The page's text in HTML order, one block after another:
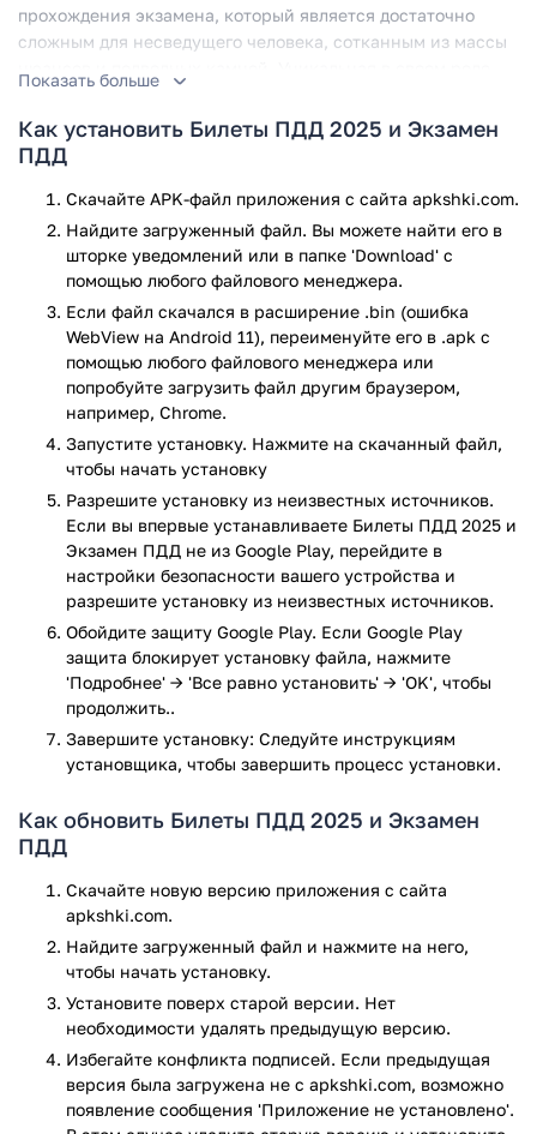
прохождения экзамена, который является достаточно
сложным для несведущего человека, сотканным из массы
Drom.ru, скачать которую вы можете уже сегодня, дает
прекрасную возможность понять методику сдачи
экзамена, привыкнуть к ней и полностью изучить все
возможные вопросы и ответы на них, что во много раз
повышает успех прохождения экзамена.
Что входит в программу
Программа, которую вы можете скачать на Андроид,
справочную систему, содержащую обновленные
правила дорожного движения от 2019 года;
билеты по категориям АВ, А1В1 и все возможные
исправления от 2019 года;
билеты по категориям CD, C1D1
Режимы программы
Программа предлагает несколько режимов подготовки:
Обучение. Это начальный этап подготовки к сдаче
экзамена, который предполагает самостоятельный
выбор билетов с целью изучения вариаций вопросов
Экзамен. Данный режим представляет собой
принятым в ГИБДД.
Тренировочный режим. Это случайный выбор
проходить после стопроцентного прохождения
режима «Экзамен» для лучшего усвоения
теоретических знания. В случае, если экзаменатор
по той или иной причине решит изменить ход
прохождения сдачи теории и внесет изменения в
программу, поменяв билеты местами, вы не
растеряетесь, а сможете быстро
сконцентрироваться на билете и дать верный ответ.
Подготовка. К данному режиму стоит подходить
Показать больше
Как установить Билеты ПДД 2025 и Экзамен
ПДД
Скачайте APK-файл приложения с сайта apkshki.com.
Найдите загруженный файл. Вы можете найти его в
шторке уведомлений или в папке 'Download' с
помощью любого файлового менеджера.
Если файл скачался в расширение .bin (ошибка
WebView на Android 11), переименуйте его в .apk с
помощью любого файлового менеджера или
попробуйте загрузить файл другим браузером,
например, Chrome.
Запустите установку. Нажмите на скачанный файл,
чтобы начать установку
Разрешите установку из неизвестных источников.
Если вы впервые устанавливаете Билеты ПДД 2025 и
Экзамен ПДД не из Google Play, перейдите в
настройки безопасности вашего устройства и
разрешите установку из неизвестных источников.
Обойдите защиту Google Play. Если Google Play
защита блокирует установку файла, нажмите
'Подробнее' → 'Все равно установить' → 'OK', чтобы
продолжить..
Завершите установку: Следуйте инструкциям
установщика, чтобы завершить процесс установки.
Как обновить Билеты ПДД 2025 и Экзамен
ПДД
Скачайте новую версию приложения с сайта
apkshki.com.
Найдите загруженный файл и нажмите на него,
чтобы начать установку.
Установите поверх старой версии. Нет
необходимости удалять предыдущую версию.
Избегайте конфликта подписей. Если предыдущая
версия была загружена не с apkshki.com, возможно
появление сообщения 'Приложение не установлено'.